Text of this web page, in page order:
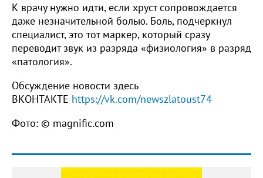
К врачу нужно идти, если хруст сопровождается
даже незначительной болью. Боль, подчеркнул
специалист, это тот маркер, который сразу
переводит звук из разряда «физиология» в разряд
«патология».
Обсуждение новости здесь
ВКОНТАКТЕ https://vk.com/newszlatoust74
Фото: © magnific.com